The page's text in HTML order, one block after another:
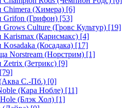
Chimera (Химера) [6]
Grifon (Грифон) [53]
Culture (Гровс Культур) [19]
Karismax (Карисмакс) [4]
(Косадака) [17]
Norstream (Норстрим) [1]
Zetrix (Зетрикс) [9]
[79]
С.-Пб.) [0]
(Кара Нобле) [11]
(Блэк Хол) [1]